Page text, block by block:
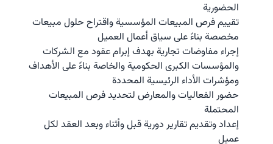
الحضورية
مخصصة بناءً على سياق أعمال العميل
ومؤشرات الأداء الرئيسية المحددة
المحتملة
عميل